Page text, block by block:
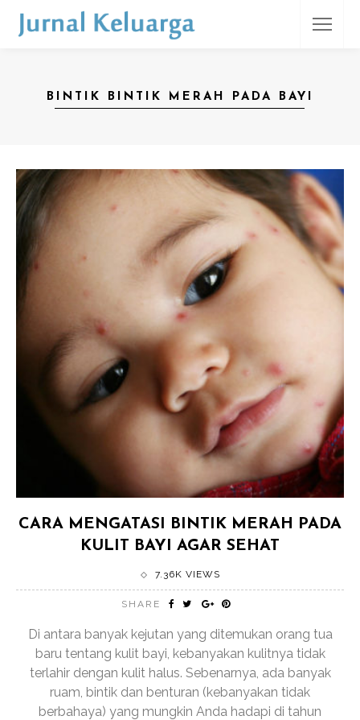
BINTIK BINTIK MERAH PADA BAYI
CARA MENGATASI BINTIK MERAH PADA
KULIT BAYI AGAR SEHAT
7.36K VIEWS
SHARE
Di antara banyak kejutan yang ditemukan orang tua
baru tentang kulit bayi, kebanyakan kulitnya tidak
terlahir dengan kulit halus. Sebenarnya, ada banyak
ruam, bintik dan benturan (kebanyakan tidak
berbahaya) yang mungkin Anda hadapi di tahun